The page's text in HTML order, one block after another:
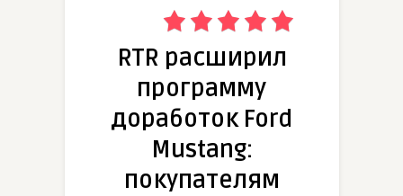
RTR расширил
программу
доработок Ford
Mustang:
покупателям